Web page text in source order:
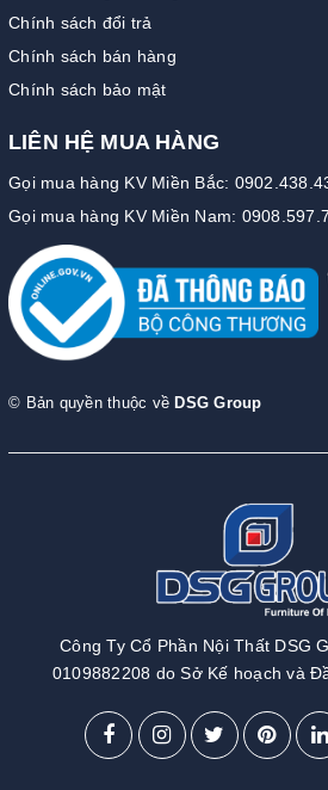
Chính sách đổi trả
Chính sách bán hàng
Chính sách bảo mật
LIÊN HỆ MUA HÀNG
Gọi mua hàng KV Miền Bắc:
Gọi mua hàng KV Miền Nam:
© Bản quyền thuộc về DSG Group
Công Ty Cổ Phần Nội Thất DSG
0109882208 do Sở Kế hoạch và